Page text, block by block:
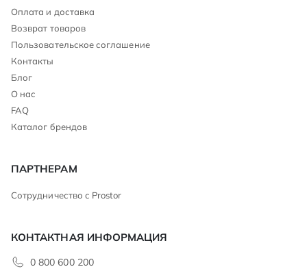
Оплата и доставка
Возврат товаров
Пользовательское соглашение
Контакты
Блог
О нас
FAQ
Каталог брендов
ПАРТНЕРАМ
Сотрудничество с Prostor
КОНТАКТНАЯ ИНФОРМАЦИЯ
0 800 600 200